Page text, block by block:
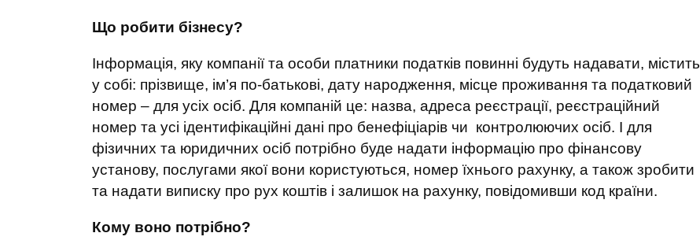
Що робити бізнесу?
Інформація, яку компанії та особи платники податків повинні будуть надавати, містить
у собі: прізвище, ім’я по-батькові, дату народження, місце проживання та податковий
номер – для усіх осіб. Для компаній це: назва, адреса реєстрації, реєстраційний
номер та усі ідентифікаційні дані про бенефіціарів чи контролюючих осіб. І для
фізичних та юридичних осіб потрібно буде надати інформацію про фінансову
установу, послугами якої вони користуються, номер їхнього рахунку, а також зробити
та надати виписку про рух коштів і залишок на рахунку, повідомивши код країни.
Кому воно потрібно?